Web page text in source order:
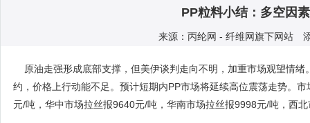
PP粒料小结：多空因
来源：丙纶网 - 纤维网旗下网站
原油走强形成底部支撑，但美伊谈判走向不明，加重市场观望情
约，价格上行动能不足。预计短期内PP市场将延续高位震荡走势。
元/吨，华中市场拉丝报9640元/吨，华南市场拉丝报9998元/吨，西